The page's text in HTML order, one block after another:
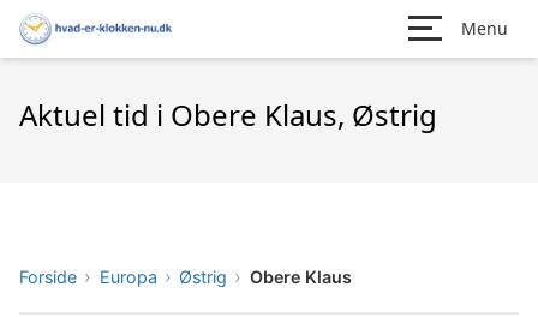
Menu
Aktuel tid i Obere Klaus, Østrig
Forside Europa Østrig Obere Klaus